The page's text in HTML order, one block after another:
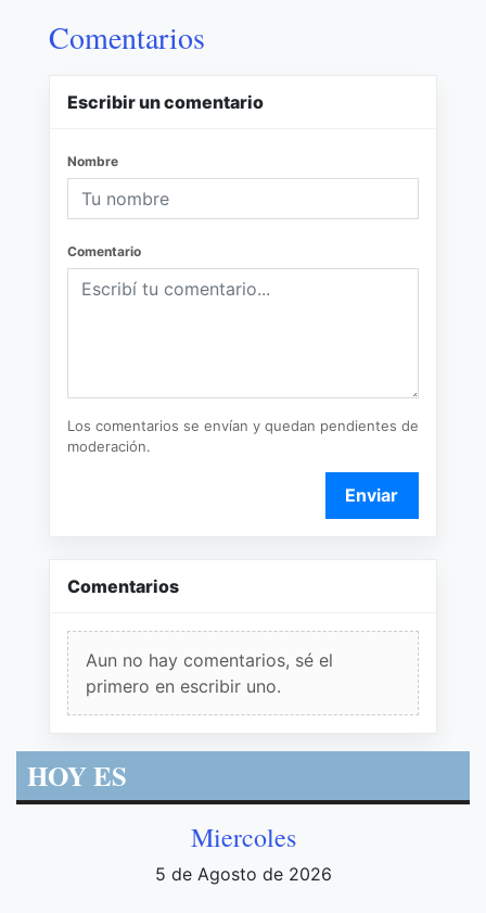
Comentarios
Escribir un comentario
Nombre
Comentario
Los comentarios se envían y quedan pendientes de
moderación.
Enviar
Comentarios
Aun no hay comentarios, sé el
primero en escribir uno.
HOY ES
Miercoles
5 de Agosto de 2026